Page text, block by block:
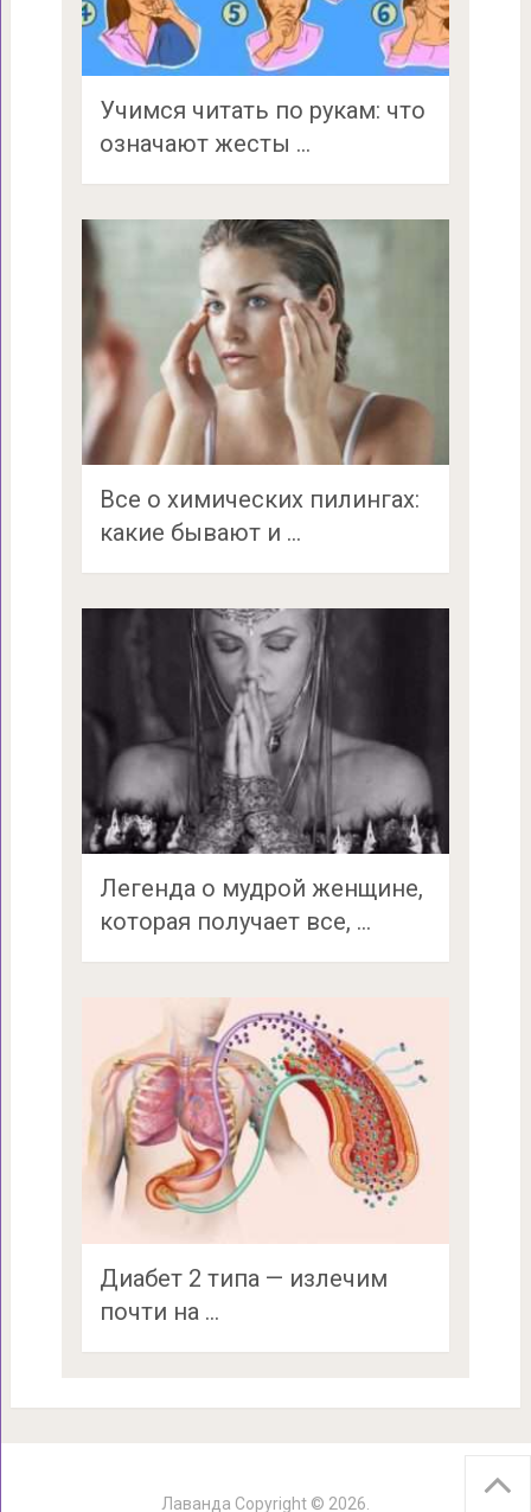
Учимся читать по рукам: что
означают жесты …
Все о химических пилингах:
какие бывают и …
Легенда о мудрой женщине,
которая получает все, …
Диабет 2 типа — излечим
почти на …
Лаванда Copyright © 2026.